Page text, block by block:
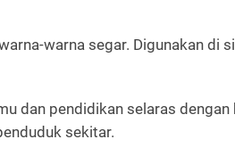
warna segar. Digunakan
dan pendidikan selaras
sekitar.